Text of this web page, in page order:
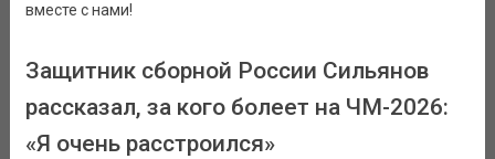
вместе с нами!
Защитник сборной России Сильянов
рассказал, за кого болеет на ЧМ-2026:
«Я очень расстроился»